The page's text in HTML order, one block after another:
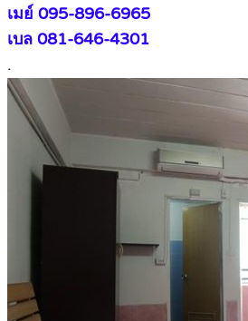
เมย์ 095-896-6965
เบล 081-646-4301
.